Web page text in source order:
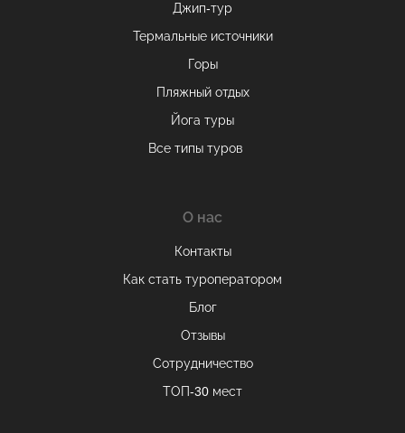
Джип-тур
Термальные источники
Горы
Пляжный отдых
Йога туры
Все типы туров
О нас
Контакты
Как стать туроператором
Блог
Отзывы
Сотрудничество
ТОП-30 мест